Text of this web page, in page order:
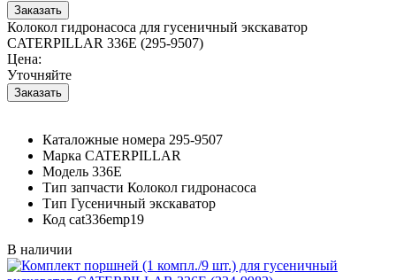
Колокол гидронасоса для гусеничный экскаватор
CATERPILLAR 336E (295-9507)
Цена:
Уточняйте
Каталожные номера 295-9507
Марка CATERPILLAR
Модель 336E
Тип запчасти Колокол гидронасоса
Тип Гусеничный экскаватор
Код cat336emp19
В наличии